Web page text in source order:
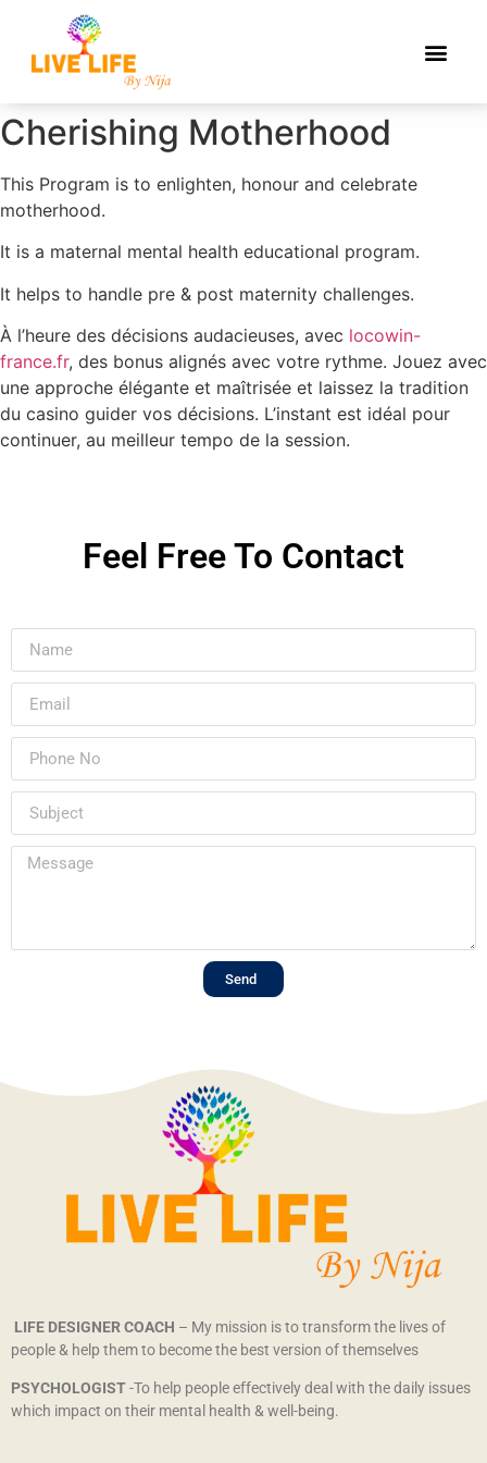
Cherishing Motherhood
This Program is to enlighten, honour and celebrate
motherhood.
It is a maternal mental health educational program.
It helps to handle pre & post maternity challenges.
À l’heure des décisions audacieuses, avec locowin-
france.fr, des bonus alignés avec votre rythme. Jouez avec
une approche élégante et maîtrisée et laissez la tradition
du casino guider vos décisions. L’instant est idéal pour
continuer, au meilleur tempo de la session.
Feel Free To Contact
Send
LIFE DESIGNER COACH – My mission is to transform the lives of
people & help them to become the best version of themselves
PSYCHOLOGIST-To help people effectively deal with the daily issues
which impact on their mental health & well-being.